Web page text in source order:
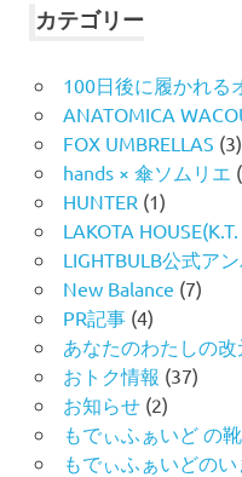
カテゴリー
100日後に履かれる
ANATOMICA
FOX UMBRELLAS (3)
hands × 傘ソムリエ
HUNTER (1)
LAKOTA
LIGHTBULB公式ア
New Balance (7)
PR記事(4)
あなたのわたしの改
おトク情報 (37)
お知らせ(2)
もでぃふぁいど の
もでぃふぁいどの